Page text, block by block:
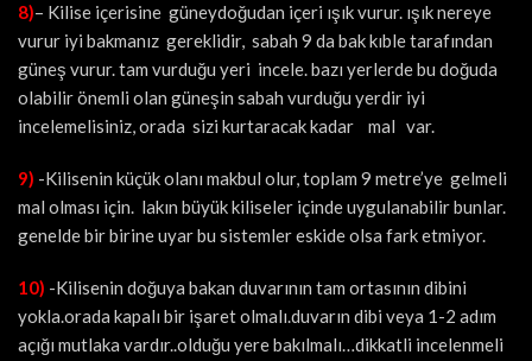
8)– Kilise içerisine güneydoğudan içeri ışık vurur. ışık nereye
vurur iyi bakmanız gereklidir, sabah 9 da bak kıble tarafından
güneş vurur. tam vurduğu yeri incele. bazı yerlerde bu doğuda
olabilir önemli olan güneşin sabah vurduğu yerdir iyi
incelemelisiniz, orada sizi kurtaracak kadar mal var.
9) -Kilisenin küçük olanı makbul olur, toplam 9 metre’ye gelmeli
mal olması için. lakın büyük kiliseler içinde uygulanabilir bunlar.
genelde bir birine uyar bu sistemler eskide olsa fark etmiyor.
10) -Kilisenin doğuya bakan duvarının tam ortasının dibini
yokla.orada kapalı bir işaret olmalı.duvarın dibi veya 1-2 adım
açığı mutlaka vardır..olduğu yere bakılmalı…dikkatli incelenmeli